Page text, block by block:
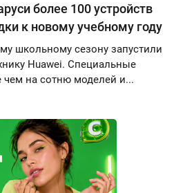
более 100 устройств
к новому учебному году
школьному сезону запустили
Huawei. Специальные
на сотню моделей и...